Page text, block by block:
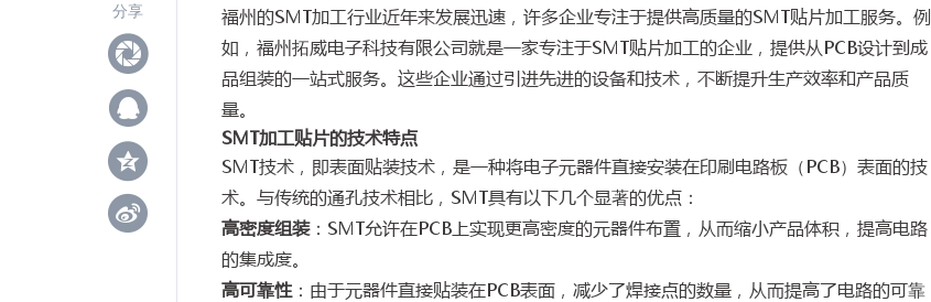
分享
福州的SMT加工行业近年来发展迅速，许多企业专注于提供高质量的SMT贴片加工服务。例
如，福州拓威电子科技有限公司就是一家专注于SMT贴片加工的企业，提供从PCB设计到成
品组装的一站式服务。这些企业通过引进先进的设备和技术，不断提升生产效率和产品质
量。
SMT加工贴片的技术特点
SMT技术，即表面贴装技术，是一种将电子元器件直接安装在印刷电路板（PCB）表面的技
术。与传统的通孔技术相比，SMT具有以下几个显著的优点：
高密度组装：SMT允许在PCB上实现更高密度的元器件布置，从而缩小产品体积，提高电路
的集成度。
高可靠性 ：由于元器件直接贴装在PCB表面，减少了焊接点的数量，从而提高了电路的可靠